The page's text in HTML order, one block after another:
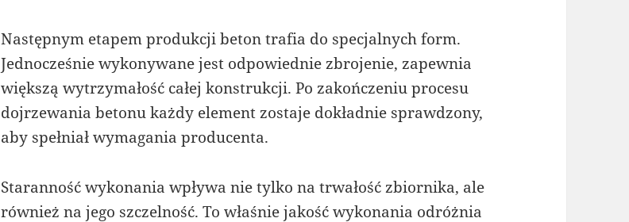
Następnym etapem produkcji beton trafia do specjalnych form.
Jednocześnie wykonywane jest odpowiednie zbrojenie, zapewnia
większą wytrzymałość całej konstrukcji. Po zakończeniu procesu
dojrzewania betonu każdy element zostaje dokładnie sprawdzony,
aby spełniał wymagania producenta.
Staranność wykonania wpływa nie tylko na trwałość zbiornika, ale
również na jego szczelność. To właśnie jakość wykonania odróżnia